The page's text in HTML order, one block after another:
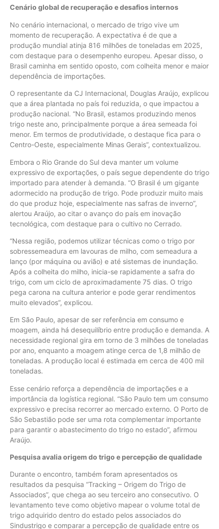
Cenário global de recuperação e desafios internos
No cenário internacional, o mercado de trigo vive um
momento de recuperação. A expectativa é de que a
produção mundial atinja 816 milhões de toneladas em 2025,
com destaque para o desempenho europeu. Apesar disso, o
Brasil caminha em sentido oposto, com colheita menor e maior
dependência de importações.
O representante da CJ Internacional, Douglas Araújo, explicou
que a área plantada no país foi reduzida, o que impactou a
produção nacional. “No Brasil, estamos produzindo menos
trigo neste ano, principalmente porque a área semeada foi
menor. Em termos de produtividade, o destaque fica para o
Centro-Oeste, especialmente Minas Gerais”, contextualizou.
Embora o Rio Grande do Sul deva manter um volume
expressivo de exportações, o país segue dependente do trigo
importado para atender à demanda. “O Brasil é um gigante
adormecido na produção de trigo. Pode produzir muito mais
do que produz hoje, especialmente nas safras de inverno”,
alertou Araújo, ao citar o avanço do país em inovação
tecnológica, com destaque para o cultivo no Cerrado.
“Nessa região, podemos utilizar técnicas como o trigo por
sobressemeadura em lavouras de milho, com semeadura a
lanço (por máquina ou avião) e até sistemas de inundação.
Após a colheita do milho, inicia-se rapidamente a safra do
trigo, com um ciclo de aproximadamente 75 dias. O trigo
pega carona na cultura anterior e pode gerar rendimentos
muito elevados”, explicou.
Em São Paulo, apesar de ser referência em consumo e
moagem, ainda há desequilíbrio entre produção e demanda. A
necessidade regional gira em torno de 3 milhões de toneladas
por ano, enquanto a moagem atinge cerca de 1,8 milhão de
toneladas. A produção local é estimada em cerca de 400 mil
toneladas.
Esse cenário reforça a dependência de importações e a
importância da logística regional. “São Paulo tem um consumo
expressivo e precisa recorrer ao mercado externo. O Porto de
São Sebastião pode ser uma rota complementar importante
para garantir o abastecimento do trigo no estado”, afirmou
Araújo.
Pesquisa avalia origem do trigo e percepção de qualidade
Durante o encontro, também foram apresentados os
resultados da pesquisa “Tracking – Origem do Trigo de
Associados”, que chega ao seu terceiro ano consecutivo. O
levantamento teve como objetivo mapear o volume total de
trigo adquirido dentro do estado pelos associados do
Sindustrigo e comparar a percepção de qualidade entre os